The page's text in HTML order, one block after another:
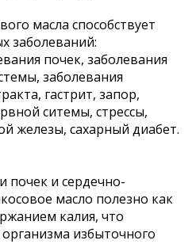
масла способствует
заболеваний:
почек, заболевания
заболевания
гастрит, запор,
ситемы, стрессы,
железы, сахарный диабет.
почек и сердечно-
масло полезно как
калия, что
избыточного